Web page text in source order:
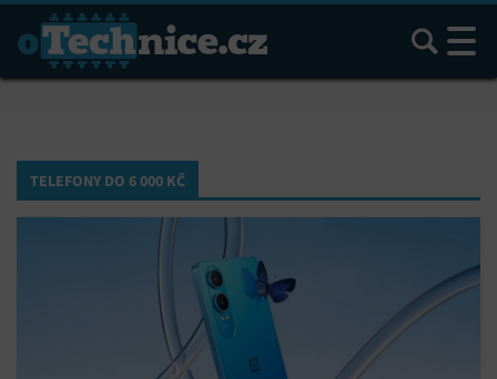
Hledat
TELEFONY DO 6 000 KČ